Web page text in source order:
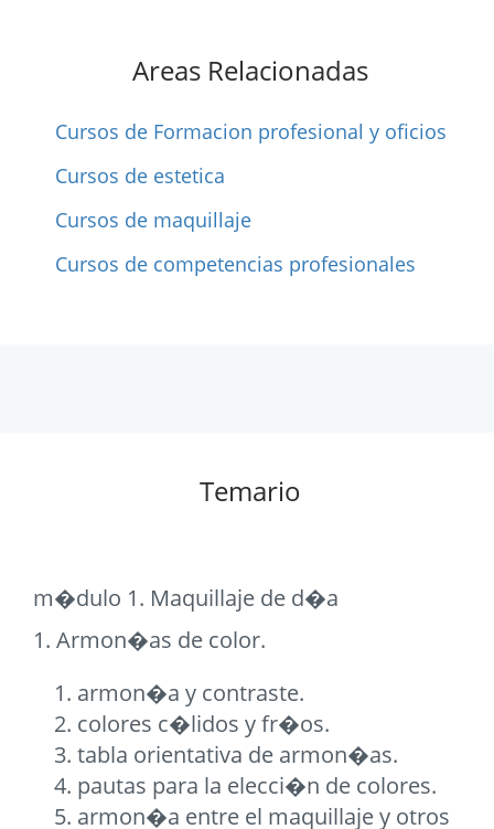
Areas Relacionadas
Cursos de Formacion profesional y oficios
Cursos de estetica
Cursos de maquillaje
Cursos de competencias profesionales
Temario
m�dulo 1. Maquillaje de d�a
1. Armon�as de color.
armon�a y contraste.
colores c�lidos y fr�os.
tabla orientativa de armon�as.
pautas para la elecci�n de colores.
armon�a entre el maquillaje y otros